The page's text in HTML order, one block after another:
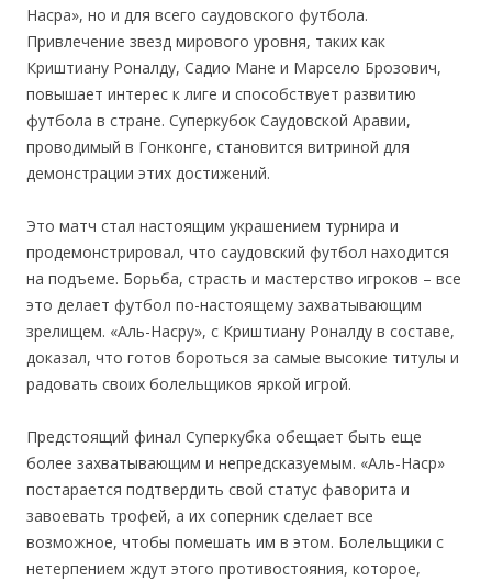
Насра», но и для всего саудовского футбола.
Привлечение звезд мирового уровня, таких как
Криштиану Роналду, Садио Мане и Марсело Брозович,
повышает интерес к лиге и способствует развитию
футбола в стране. Суперкубок Саудовской Аравии,
проводимый в Гонконге, становится витриной для
демонстрации этих достижений.
Это матч стал настоящим украшением турнира и
продемонстрировал, что саудовский футбол находится
на подъеме. Борьба, страсть и мастерство игроков – все
это делает футбол по-настоящему захватывающим
зрелищем. «Аль-Насру», с Криштиану Роналду в составе,
доказал, что готов бороться за самые высокие титулы и
радовать своих болельщиков яркой игрой.
Предстоящий финал Суперкубка обещает быть еще
более захватывающим и непредсказуемым. «Аль-Наср»
постарается подтвердить свой статус фаворита и
завоевать трофей, а их соперник сделает все
возможное, чтобы помешать им в этом. Болельщики с
нетерпением ждут этого противостояния, которое,